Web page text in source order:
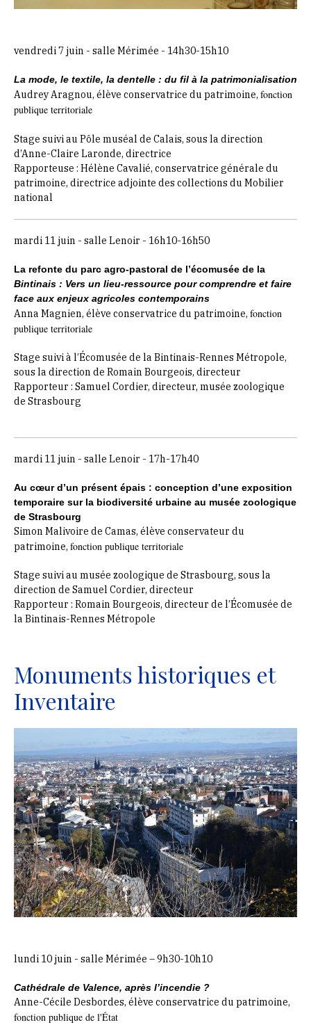
vendredi 7 juin - salle Mérimée - 14h30-15h10
La mode, le textile, la dentelle : du fil à la patrimonialisation
Audrey Aragnou, élève conservatrice du patrimoine, fonction
publique territoriale
Stage suivi au Pôle muséal de Calais, sous la direction
d’Anne-Claire Laronde, directrice
Rapporteuse : Hélène Cavalié, conservatrice générale du
patrimoine, directrice adjointe des collections du Mobilier
national
mardi 11 juin - salle Lenoir - 16h10-16h50
La refonte du parc agro-pastoral de l’écomusée de la
Bintinais : Vers un lieu-ressource pour comprendre et faire
face aux enjeux agricoles contemporains
Anna Magnien, élève conservatrice du patrimoine, fonction
publique territoriale
Stage suivi à l’Écomusée de la Bintinais-Rennes Métropole,
sous la direction de Romain Bourgeois, directeur
Rapporteur : Samuel Cordier, directeur, musée zoologique
de Strasbourg
mardi 11 juin - salle Lenoir - 17h-17h40
Au cœur d’un présent épais : conception d’une exposition
temporaire sur la biodiversité urbaine au musée zoologique
de Strasbourg
Simon Malivoire de Camas, élève conservateur du
patrimoine, fonction publique territoriale
Stage suivi au musée zoologique de Strasbourg, sous la
direction de Samuel Cordier, directeur
Rapporteur : Romain Bourgeois, directeur de l’Écomusée de
la Bintinais-Rennes Métropole
Monuments historiques et
Inventaire
lundi 10 juin - salle Mérimée – 9h30-10h10
Cathédrale de Valence, après l’incendie ?
Anne-Cécile Desbordes, élève conservatrice du patrimoine,
fonction publique de l'État